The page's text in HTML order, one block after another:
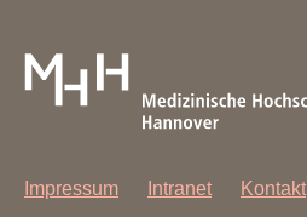
Impressum Intranet Kontakt